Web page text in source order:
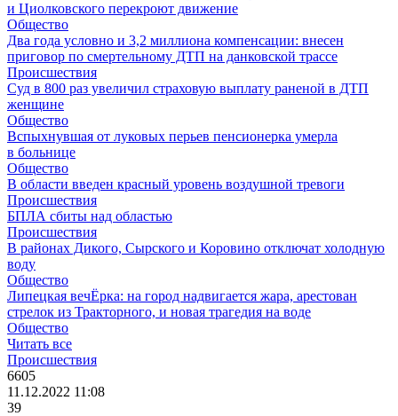
и Циолковского перекроют движение
Общество
Два года условно и 3,2 миллиона компенсации: внесен
приговор по смертельному ДТП на данковской трассе
Происшествия
Суд в 800 раз увеличил страховую выплату раненой в ДТП
женщине
Общество
Вспыхнувшая от луковых перьев пенсионерка умерла
в больнице
Общество
В области введен красный уровень воздушной тревоги
Происшествия
БПЛА сбиты над областью
Происшествия
В районах Дикого, Сырского и Коровино отключат холодную
воду
Общество
Липецкая вечЁрка: на город надвигается жара, арестован
стрелок из Тракторного, и новая трагедия на воде
Общество
Читать все
Происшествия
6605
11.12.2022 11:08
39